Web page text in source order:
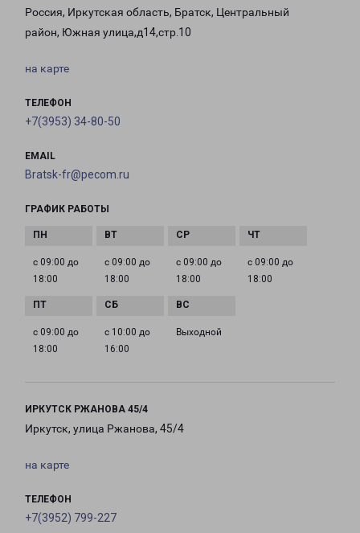
Россия, Иркутская область, Братск, Центральный
район, Южная улица,д14,стр.10
на карте
ТЕЛЕФОН
+7(3953) 34-80-50
EMAIL
Bratsk-fr@pecom.ru
ГРАФИК РАБОТЫ
с 09:00 до
18:00
с 09:00 до
18:00
с 09:00 до
18:00
с 09:00 до
18:00
с 09:00 до
18:00
с 10:00 до
16:00
Выходной
ИРКУТСК РЖАНОВА 45/4
Иркутск, улица Ржанова, 45/4
на карте
ТЕЛЕФОН
+7(3952) 799-227